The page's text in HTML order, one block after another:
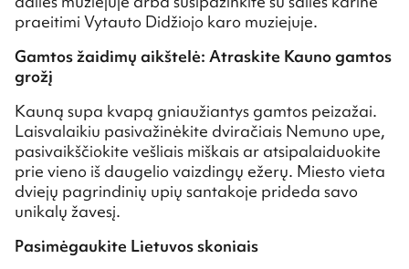
praeitimi Vytauto Didžiojo karo muziejuje.
Gamtos žaidimų aikštelė: Atraskite Kauno gamtos
grožį
Kauną supa kvapą gniaužiantys gamtos peizažai.
Laisvalaikiu pasivažinėkite dviračiais Nemuno upe,
pasivaikščiokite vešliais miškais ar atsipalaiduokite
prie vieno iš daugelio vaizdingų ežerų. Miesto vieta
dviejų pagrindinių upių santakoje prideda savo
unikalų žavesį.
Pasimėgaukite Lietuvos skoniais